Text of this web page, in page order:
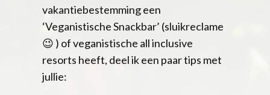
vakantiebestemming een
‘Veganistische Snackbar’ (sluikreclame
😉 ) of veganistische all inclusive
resorts heeft, deel ik een paar tips met
jullie: